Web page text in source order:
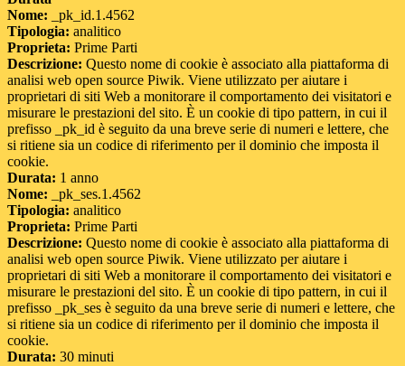
Nome: _pk_id.1.4562
Tipologia: analitico
Proprieta: Prime Parti
Descrizione: Questo nome di cookie è associato alla piattaforma di
analisi web open source Piwik. Viene utilizzato per aiutare i
proprietari di siti Web a monitorare il comportamento dei visitatori e
misurare le prestazioni del sito. È un cookie di tipo pattern, in cui il
prefisso _pk_id è seguito da una breve serie di numeri e lettere, che
si ritiene sia un codice di riferimento per il dominio che imposta il
cookie.
Durata: 1 anno
Nome: _pk_ses.1.4562
Tipologia: analitico
Proprieta: Prime Parti
Descrizione: Questo nome di cookie è associato alla piattaforma di
analisi web open source Piwik. Viene utilizzato per aiutare i
proprietari di siti Web a monitorare il comportamento dei visitatori e
misurare le prestazioni del sito. È un cookie di tipo pattern, in cui il
prefisso _pk_ses è seguito da una breve serie di numeri e lettere, che
si ritiene sia un codice di riferimento per il dominio che imposta il
cookie.
Durata: 30 minuti